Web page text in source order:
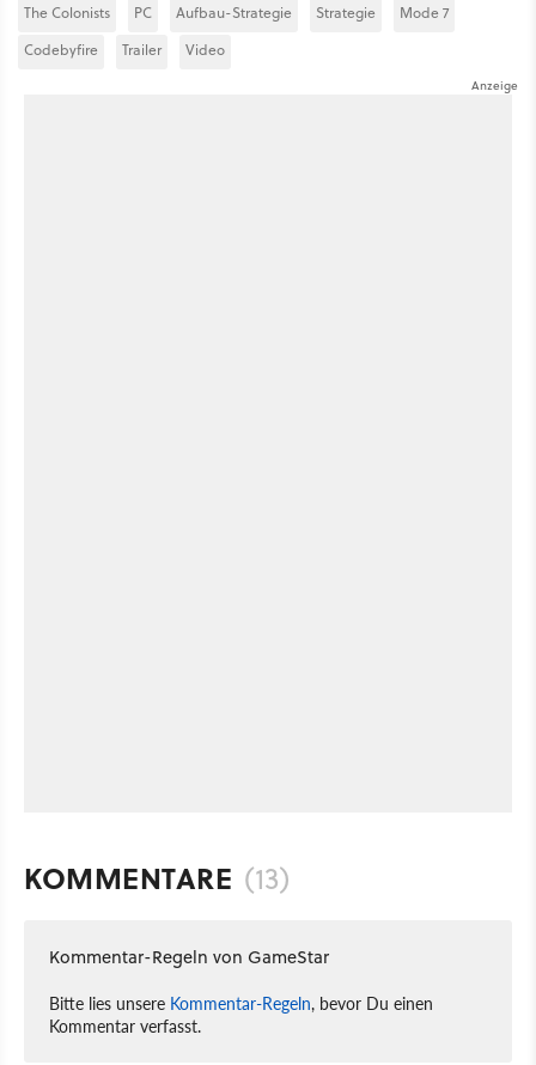
The Colonists PC Aufbau-Strategie Strategie
Mode 7
Codebyfire
Trailer Video
KOMMENTARE (13)
Kommentar-Regeln von GameStar
Bitte lies unsere Kommentar-Regeln, bevor Du einen
Kommentar verfasst.